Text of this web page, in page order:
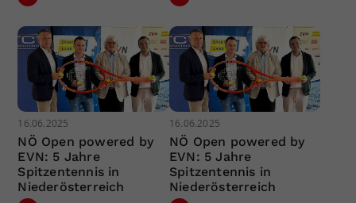
16.06.2025
NÖ Open powered by
EVN: 5 Jahre
Spitzentennis in
Niederösterreich
16.06.2025
NÖ Open powered by
EVN: 5 Jahre
Spitzentennis in
Niederösterreich